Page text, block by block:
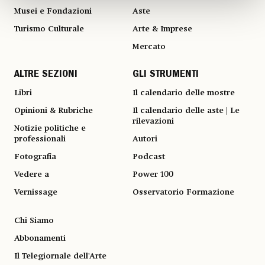
Musei e Fondazioni
Turismo Culturale
Aste
Arte & Imprese
Mercato
ALTRE SEZIONI
Libri
Opinioni & Rubriche
Notizie politiche e
professionali
Fotografia
Vedere a
Vernissage
GLI STRUMENTI
Il calendario delle mostre
Il calendario delle aste | Le
rilevazioni
Autori
Podcast
Power 100
Osservatorio Formazione
Chi Siamo
Abbonamenti
Il Telegiornale dell'Arte